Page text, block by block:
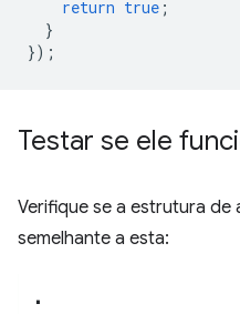
return true ;
}
});
Testar se ele
Verifique se a estrutura
semelhante a esta: